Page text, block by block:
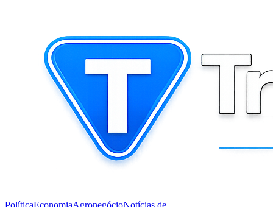
PolíticaEconomiaAgronegócioNotícias de